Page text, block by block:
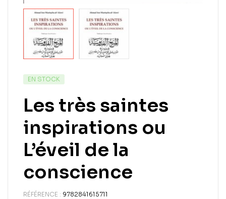
EN STOCK
Les très saintes
inspirations ou
L’éveil de la
conscience
RÉFÉRENCE : 9782841615711